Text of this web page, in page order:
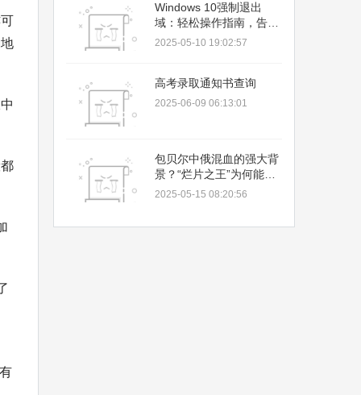
Windows 10强制退出
域：轻松操作指南，告别
域限制，恢复个人管理权
2025-05-10 19:02:57
高考录取通知书查询
2025-06-09 06:13:01
包贝尔中俄混血的强大背
景？“烂片之王”为何能成
娱乐圈顶流？
2025-05-15 08:20:56